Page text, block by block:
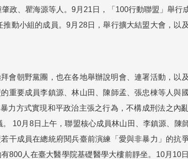
政、瞿海源等人。9月21日，「100行動聯盟」舉行
動小組的成員。9月28日，舉行擴大結盟大會，以
會朝野黨團，也在各地舉辦說明會、連署活動，以
重要成員李鎮源、林山田、陳師孟、張忠棟等人與
力方式實現和平政治主張之行為，不構成刑法之內
10月8日上午，聯盟核心成員林山田、李鎮源、陳
干成員在總統府閱兵臺前演練「愛與非暴力」的抗
800人在臺大醫學院基礎醫學大樓前靜坐。10月10